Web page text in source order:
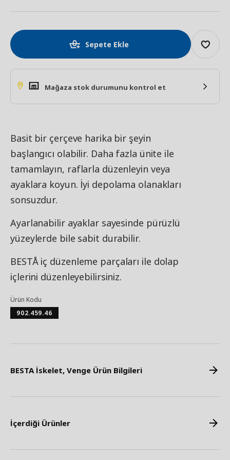
Sepete Ekle
Mağaza stok durumunu kontrol et
Basit bir çerçeve harika bir şeyin
başlangıcı olabilir. Daha fazla ünite ile
tamamlayın, raflarla düzenleyin veya
ayaklara koyun. İyi depolama olanakları
sonsuzdur.
Ayarlanabilir ayaklar sayesinde pürüzlü
yüzeylerde bile sabit durabilir.
BESTÅ iç düzenleme parçaları ile dolap
içlerini düzenleyebilirsiniz.
Ürün Kodu
902.459.46
BESTA İskelet, Venge Ürün Bilgileri
İçerdiği Ürünler